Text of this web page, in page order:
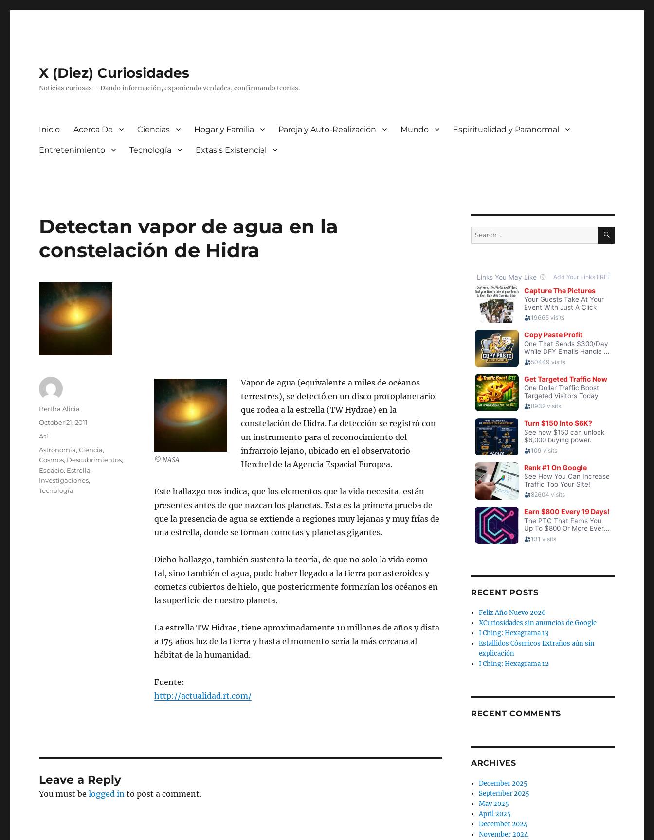
X (Diez) Curiosidades
Noticias curiosas – Dando información, exponiendo verdades, confirmando teorías.
Inicio Acerca De Ciencias Hogar y Familia Pareja y Auto-Realización Mundo Espiritualidad y Paranormal
Entretenimiento Tecnología Extasis Existencial
Detectan vapor de agua en la
constelación de Hidra
© NASA
Vapor de agua (equivalente a miles de océanos
terrestres), se detectó en un disco protoplanetario
que rodea a la estrella (TW Hydrae) en la
constelación de Hidra. La detección se registró con
un instrumento para el reconocimiento del
infrarrojo lejano, ubicado en el observatorio
Herchel de la Agencia Espacial Europea.
Este hallazgo nos indica, que los elementos que la vida necesita, están
presentes antes de que nazcan los planetas. Esta es la primera prueba de
que la presencia de agua se extiende a regiones muy lejanas y muy frías de
una estrella, donde se forman cometas y planetas gigantes.
Dicho hallazgo, también sustenta la teoría, de que no solo la vida como
tal, sino también el agua, pudo haber llegado a la tierra por asteroides y
cometas cubiertos de hielo, que posteriormente formarían los océanos en
la superficie de nuestro planeta.
La estrella TW Hidrae, tiene aproximadamente 10 millones de años y dista
a 175 años luz de la tierra y hasta el momento sería la más cercana al
hábitat de la humanidad.
Fuente:
http://actualidad.rt.com/
Author
Bertha Alicia
Posted
October 21, 2011
Categories
Así
Tags
Astronomía,Ciencia,
Cosmos, Descubrimientos,
Espacio, Estrella,
Investigaciones,
Tecnología
Leave a Reply
You must belogged in to post a comment.
Search
for:
SEARCH
RECENT POSTS
Feliz Año Nuevo 2026
XCuriosidades sin anuncios de Google
I Ching: Hexagrama 13
Estallidos Cósmicos Extraños aún sin
explicación
I Ching: Hexagrama 12
RECENT COMMENTS
ARCHIVES
December 2025
September 2025
May 2025
April 2025
December 2024
November 2024